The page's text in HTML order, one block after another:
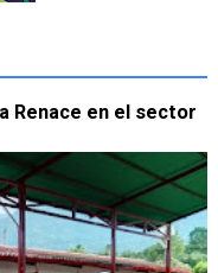
Renace en el sector